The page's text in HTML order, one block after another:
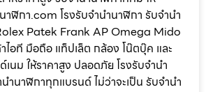
าฬิกา.com โรงรับจำนำนาฬิกา รับจำนำ
Patek Frank AP Omega Mido
อที มือถือ แท็ปเล็ต กล้อง โน๊ตบุ๊ค และ
นม ให้ราคาสูง ปลอดภัย โรงรับจำนำ
ำนาฬิกาทุกแบรนด์ ไม่ว่าจะเป็น รับจำนำ